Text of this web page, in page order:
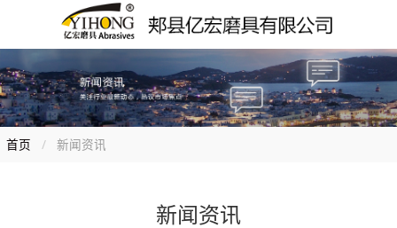
首页 新闻资讯
新闻资讯